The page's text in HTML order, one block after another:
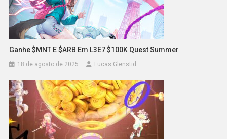
Ganhe $MNT E $ARB Em L3E7 $100K Quest Summer
18 de agosto de 2025 Lucas Glenstid